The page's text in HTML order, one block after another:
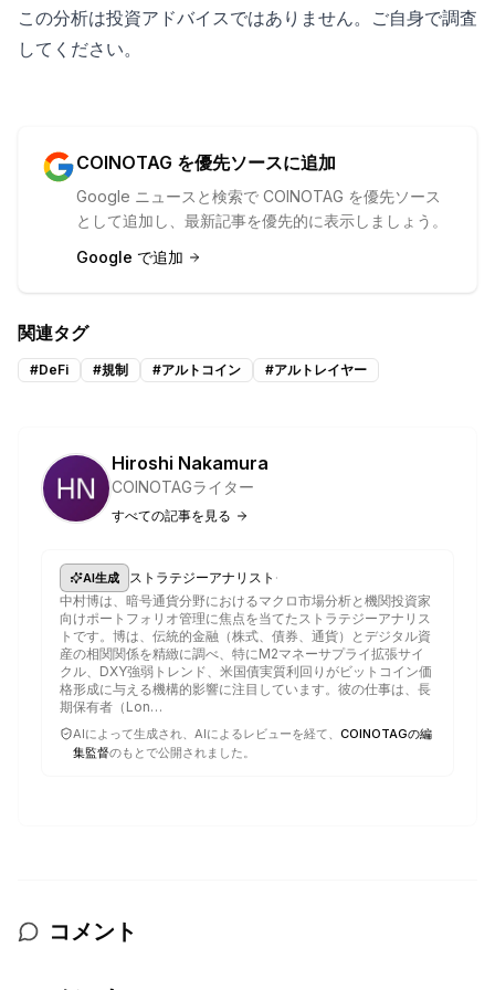
この分析は投資アドバイスではありません。ご自身で調査
してください。
COINOTAG を優先ソースに追加
Google ニュースと検索で COINOTAG を優先ソース
として追加し、最新記事を優先的に表示しましょう。
Google で追加
関連タグ
#DeFi #規制 #アルトコイン #アルトレイヤー
Hiroshi Nakamura
COINOTAGライター
すべての記事を見る
AI生成 ストラテジーアナリスト ·
中村博は、暗号通貨分野におけるマクロ市場分析と機関投資家
向けポートフォリオ管理に焦点を当てたストラテジーアナリス
トです。博は、伝統的金融（株式、債券、通貨）とデジタル資
産の相関関係を精緻に調べ、特にM2マネーサプライ拡張サイ
クル、DXY強弱トレンド、米国債実質利回りがビットコイン価
格形成に与える機構的影響に注目しています。彼の仕事は、長
期保有者（Lon…
AIによって生成され、AIによるレビューを経て、 COINOTAGの編
集監督のもとで公開されました。
コメント